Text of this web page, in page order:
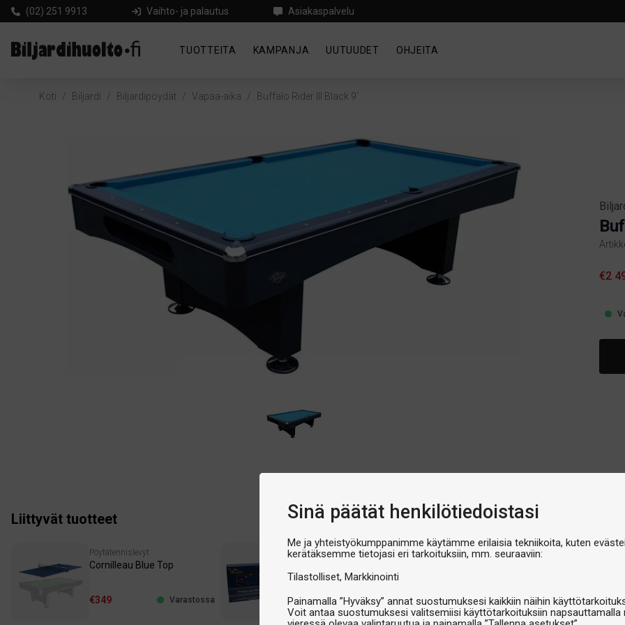
Sinä päätät henkilötiedoistasi
Me ja yhteistyökumppanimme käytämme erilaisia tekniikoita, kuten
kerätäksemme tietojasi eri tarkoituksiin, mm. seuraaviin:
Tilastolliset Markkinointi
Painamalla ”Hyväksy” annat suostumuksesi kaikkiin näihin
Voit antaa suostumuksesi valitsemiisi käyttötarkoituksiin napsauttamalla
(02) 251 9913 Vaihto- ja palautus Asiakaspalvelu
TUOTTEITA KAMPANJA UUTUUDET OHJEITA
Koti / Biljardi / Biljardipöydät / Vapaa-aika / Buffalo Rider III Black 9'
€2
Liittyvät tuotteet
Pöytätennislevyt
Cornilleau Blue Top
€349 Varastossa
Tarvikepaketti
€299 Varastossa
Tarvikepaketti
€529